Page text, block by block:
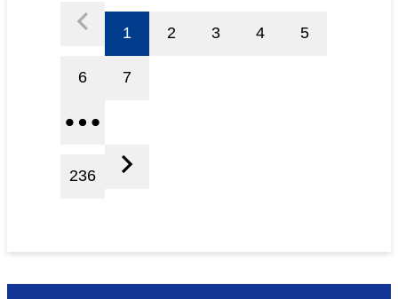
1 2 3 4 5
6 7
236